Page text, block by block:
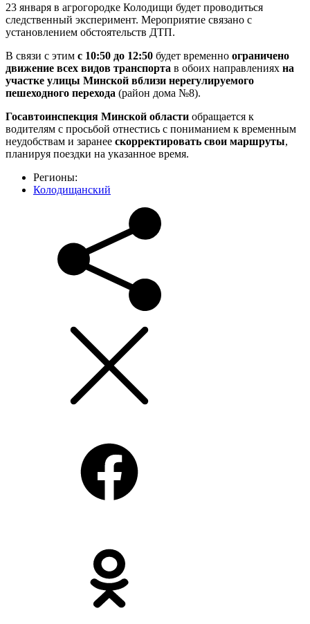
23 января в агрогородке Колодищи будет проводиться
следственный эксперимент. Мероприятие связано с
установлением обстоятельств ДТП.
В связи с этим с 10:50 до 12:50 будет временно ограничено
движение всех видов транспорта в обоих направлениях на
участке улицы Минской вблизи нерегулируемого
пешеходного перехода (район дома №8).
Госавтоинспекция Минской области обращается к
водителям с просьбой отнестись с пониманием к временным
неудобствам и заранее скорректировать свои маршруты,
планируя поездки на указанное время.
Регионы:
Колодищанский